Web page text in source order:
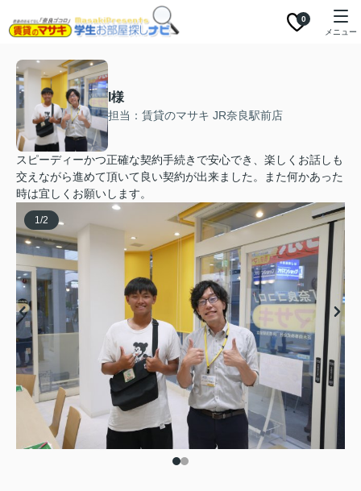
0
メニュー
I様
担当：賃貸のマサキ JR奈良駅前店
スピーディーかつ正確な契約手続きで安心でき、楽しくお話しも
交えながら進めて頂いて良い契約が出来ました。また何かあった
時は宜しくお願いします。
1/2